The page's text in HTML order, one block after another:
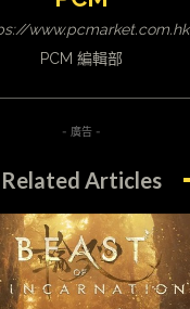
www.pcmarket.com.hk
PCM 編輯部
- 廣告 -
Related Articles